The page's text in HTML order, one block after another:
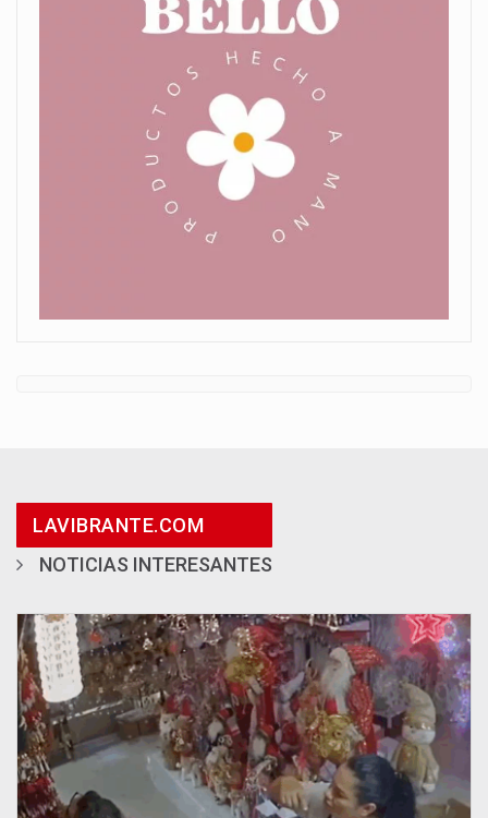
LAVIBRANTE.COM
NOTICIAS INTERESANTES